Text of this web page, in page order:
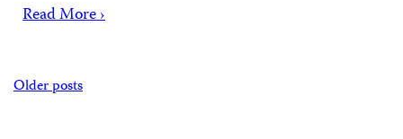
Read More ›
Posts
Older posts